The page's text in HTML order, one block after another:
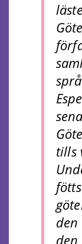
tills
den